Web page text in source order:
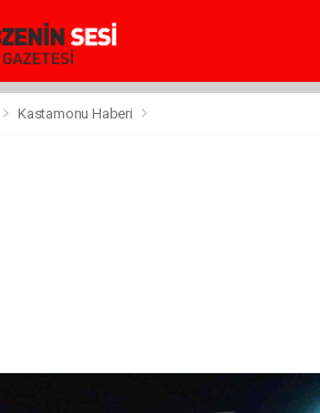
Kastamonu Haberi